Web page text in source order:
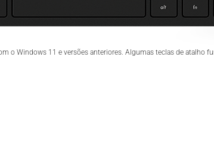
o Windows 11 e versões anteriores. Algumas teclas de atalho